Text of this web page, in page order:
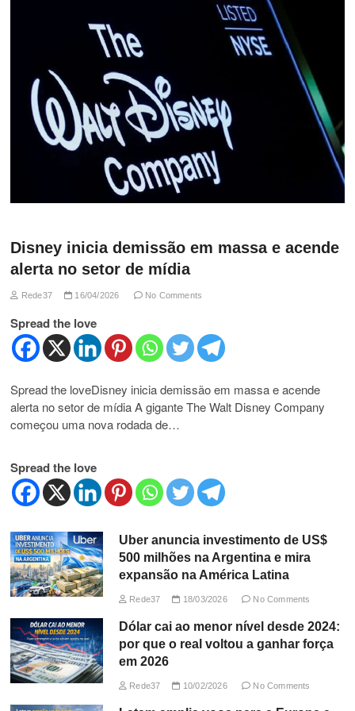
Disney inicia demissão em massa e acende
alerta no setor de mídia
Rede37 16/04/2026 No Comments
Spread the love
Spread the loveDisney inicia demissão em massa e acende
alerta no setor de mídia A gigante The Walt Disney Company
começou uma nova rodada de…
Spread the love
Uber anuncia investimento de US$
500 milhões na Argentina e mira
expansão na América Latina
Rede37 18/03/2026 No Comments
Dólar cai ao menor nível desde 2024:
por que o real voltou a ganhar força
em 2026
Rede37 10/02/2026 No Comments